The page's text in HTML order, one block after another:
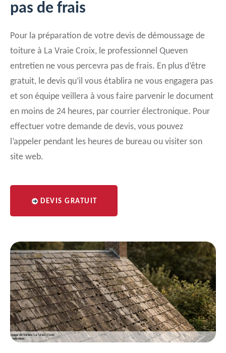
pas de frais
Pour la préparation de votre devis de démoussage de
toiture à La Vraie Croix, le professionnel Queven
entretien ne vous percevra pas de frais. En plus d’être
gratuit, le devis qu’il vous établira ne vous engagera pas
et son équipe veillera à vous faire parvenir le document
en moins de 24 heures, par courrier électronique. Pour
effectuer votre demande de devis, vous pouvez
l’appeler pendant les heures de bureau ou visiter son
site web.
DEVIS GRATUIT